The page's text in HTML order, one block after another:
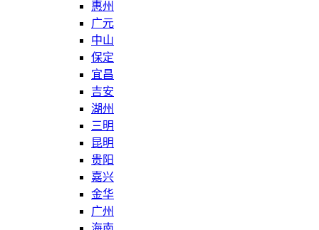
惠州
广元
中山
保定
宜昌
吉安
湖州
三明
昆明
贵阳
嘉兴
金华
广州